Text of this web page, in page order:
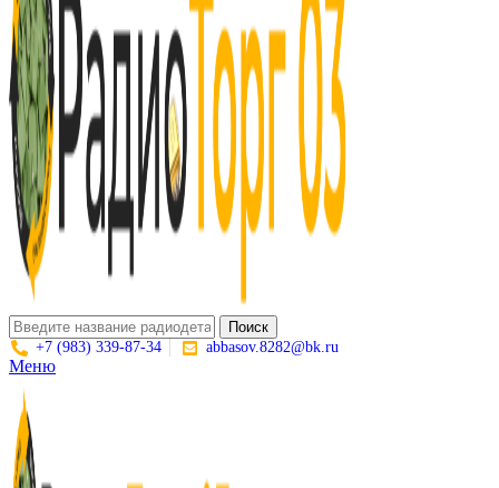
Поиск
+7 (983) 339-87-34
abbasov.8282@bk.ru
Меню